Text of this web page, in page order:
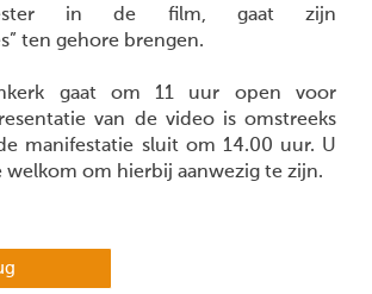
in de film, gaat zijn
ten gehore brengen.
gaat om 11 uur open voor
van de video is omstreeks
manifestatie sluit om 14.00 uur. U
welkom om hierbij aanwezig te zijn.